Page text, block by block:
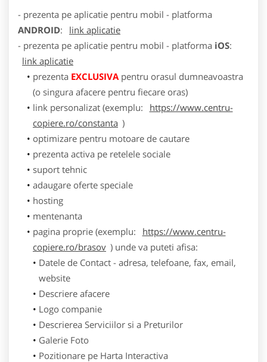
- prezenta pe aplicatie pentru mobil - platforma
ANDROID:
link aplicatie
- prezenta pe aplicatie pentru mobil - platforma iOS:
link aplicatie
prezenta EXCLUSIVApentru orasul dumneavoastra
(o singura afacere pentru fiecare oras)
link personalizat (exemplu:
https://www.centru-
copiere.ro/constanta )
optimizare pentru motoare de cautare
prezenta activa pe retelele sociale
suport tehnic
adaugare oferte speciale
hosting
mentenanta
pagina proprie (exemplu:
https://www.centru-
copiere.ro/brasov ) unde va puteti afisa:
Datele de Contact - adresa, telefoane, fax, email,
website
Descriere afacere
Logo companie
Descrierea Serviciilor si a Preturilor
Galerie Foto
Pozitionare pe Harta Interactiva